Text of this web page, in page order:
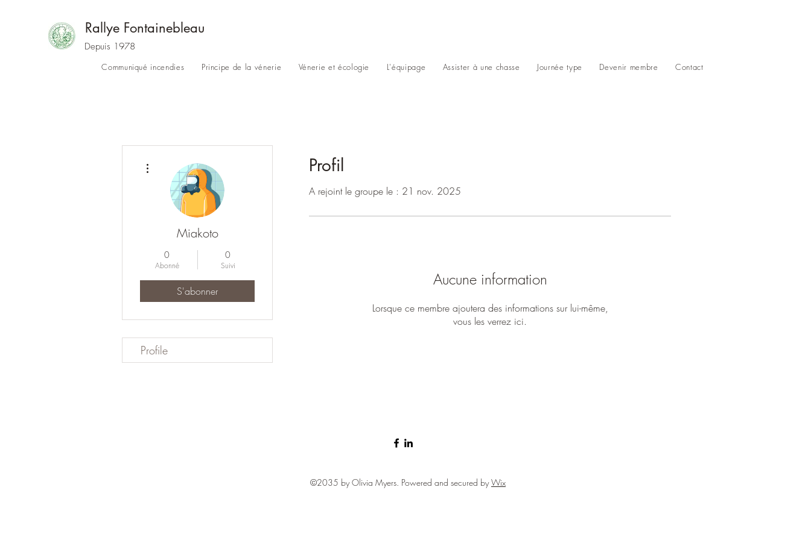
Rallye Fontainebleau
Depuis 1978
Communiqué incendies Principe de la vénerie Vénerie et écologie L'équipage Assister à une chasse Journée type Devenir membre Contact
Profil
A rejoint le groupe le : 21 nov. 2025
Aucune information
Lorsque ce membre ajoutera des informations sur lui-même,
vous les verrez ici.
Miakoto
0
Abonné
0
Suivi
S'abonner
Profile
©2035 by Olivia Myers. Powered and secured byWix